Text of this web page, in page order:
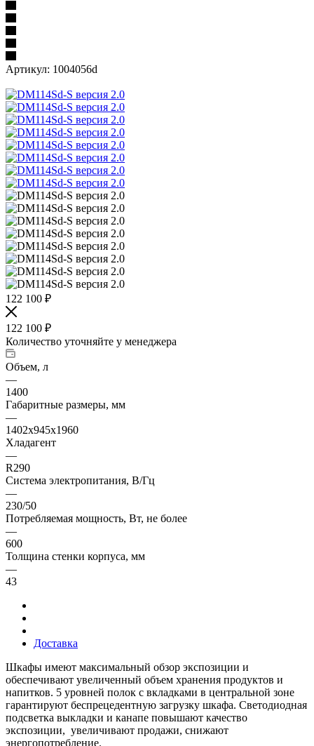
Артикул: 1004056d
122 100 ₽
122 100 ₽
Количество уточняйте у менеджера
Объем, л
—
1400
Габаритные размеры, мм
—
1402х945х1960
Хладагент
—
R290
Система электропитания, В/Гц
—
230/50
Потребляемая мощность, Вт, не более
—
600
Толщина стенки корпуса, мм
—
43
Доставка
Шкафы имеют максимальный обзор экспозиции и
обеспечивают увеличенный объем хранения продуктов и
напитков. 5 уровней полок с вкладками в центральной зоне
гарантируют беспрецедентную загрузку шкафа. Светодиодная
подсветка выкладки и канапе повышают качество
экспозиции, увеличивают продажи, снижают
энергопотребление.